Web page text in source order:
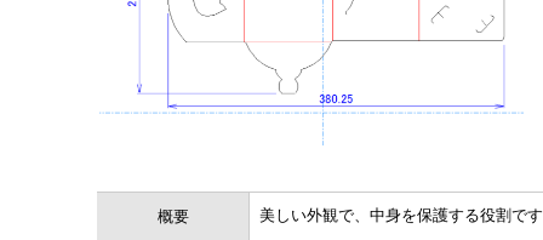
概要 美しい外観で、中身を保護する役割です